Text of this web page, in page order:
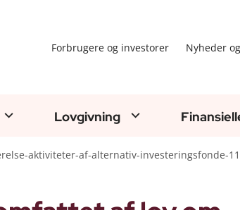
Forbrugere og investorer Nyheder
Lovgivning
aktiviteter-af-alternativ-investeringsfonde-